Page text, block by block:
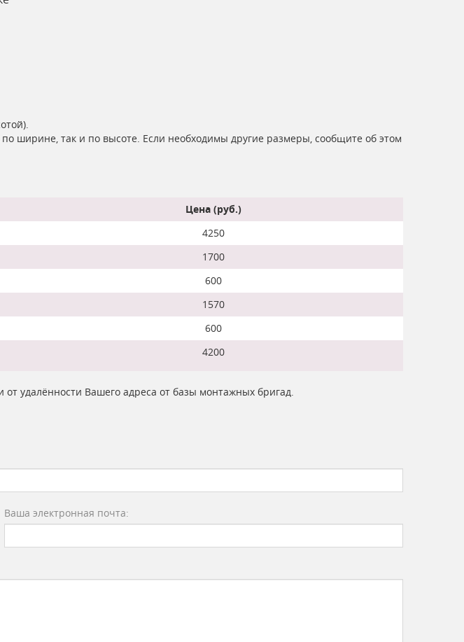
ширине, так и по высоте. Если необходимы другие размеры, сообщите об этом
Цена (руб.)
4250
1700
600
1570
600
4200
удалённости Вашего адреса от базы монтажных бригад.
Ваша электронная почта: